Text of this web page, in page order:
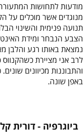
מודעות לתחושות
מנוגדים אשר מוכלים על
תנועה פנימית והשינוי
הצבע הנבחר ומידת
נמצאת באותו רגע
לרב אני מציירת
והתבוננות מכיוונים
באפן שונה.
ביוגרפיה - דורית